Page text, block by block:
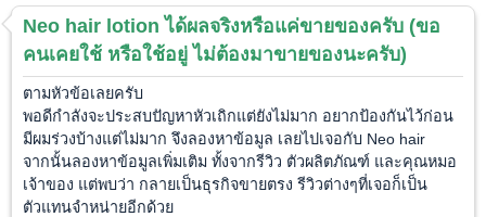
Neo hair lotion ได้ผลจริงหรือแค่ขายของครับ (ขอ
คนเคยใช้ หรือใช้อยู่ ไม่ต้องมาขายของนะครับ)
ตามหัวข้อเลยครับ
พอดีกำลังจะประสบปัญหาหัวเถิกแต่ยังไม่มาก อยากป้องกันไว้ก่อน
มีผมร่วงบ้างแต่ไม่มาก จึงลองหาข้อมูล เลยไปเจอกับ Neo hair
จากนั้นลองหาข้อมูลเพิ่มเติม ทั้งจากรีวิว ตัวผลิตภัณฑ์ และคุณหมอ
เจ้าของ แต่พบว่า กลายเป็นธุรกิจขายตรง รีวิวต่างๆที่เจอก็เป็น
ตัวแทนจำหน่ายอีกด้วย